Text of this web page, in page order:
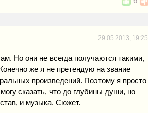
29.05.2013, 19:25
Но они не всегда получаются такими,
же я не претендую на звание
произведений. Поэтому я просто
сказать, что до глубины души, но
и музыка. Сюжет.